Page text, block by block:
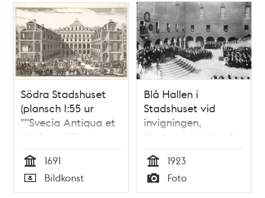
Södra Stadshuset
(plansch I:55 ur
""Svecia Antiqua et
Hodierna"")
Tid
1691
Typ
Bildkonst
Blå Hallen i
Stadshuset vid
invigningen,
Hantverkargatan 1.
Bankdirektör K. A.
Wallenberg talar
Tid
1923
Typ
Foto